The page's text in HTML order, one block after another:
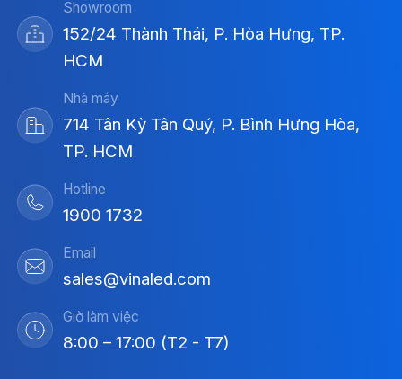
Showroom
152/24 Thành Thái, P. Hòa Hưng, TP.
HCM
Nhà máy
714 Tân Kỳ Tân Quý, P. Bình Hưng Hòa,
TP. HCM
Hotline
1900 1732
Email
sales@vinaled.com
Giờ làm việc
8:00 – 17:00 (T2 - T7)